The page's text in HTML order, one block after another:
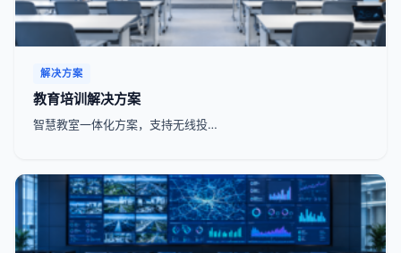
解决方案
教育培训解决方案
智慧教室一体化方案，支持无线投…